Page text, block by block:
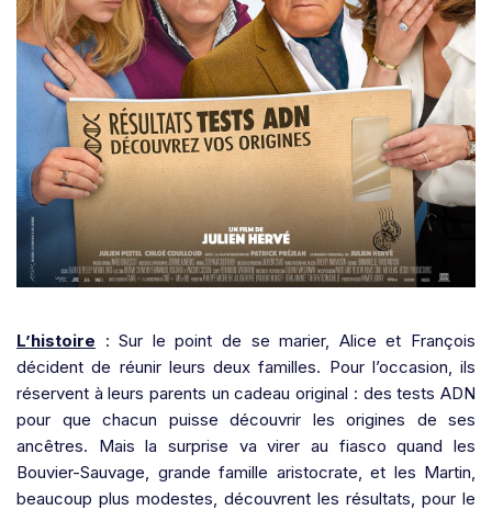
L’histoire : Sur le point de se marier, Alice et François
décident de réunir leurs deux familles. Pour l’occasion, ils
réservent à leurs parents un cadeau original : des tests ADN
pour que chacun puisse découvrir les origines de ses
ancêtres. Mais la surprise va virer au fiasco quand les
Bouvier-Sauvage, grande famille aristocrate, et les Martin,
beaucoup plus modestes, découvrent les résultats, pour le